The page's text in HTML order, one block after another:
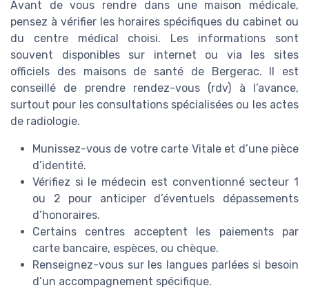
Avant de vous rendre dans une maison médicale,
pensez à vérifier les horaires spécifiques du cabinet ou
du centre médical choisi. Les informations sont
souvent disponibles sur internet ou via les sites
officiels des maisons de santé de Bergerac. Il est
conseillé de prendre rendez-vous (rdv) à l’avance,
surtout pour les consultations spécialisées ou les actes
de radiologie.
Munissez-vous de votre carte Vitale et d’une pièce
d’identité.
Vérifiez si le médecin est conventionné secteur 1
ou 2 pour anticiper d’éventuels dépassements
d’honoraires.
Certains centres acceptent les paiements par
carte bancaire, espèces, ou chèque.
Renseignez-vous sur les langues parlées si besoin
d’un accompagnement spécifique.